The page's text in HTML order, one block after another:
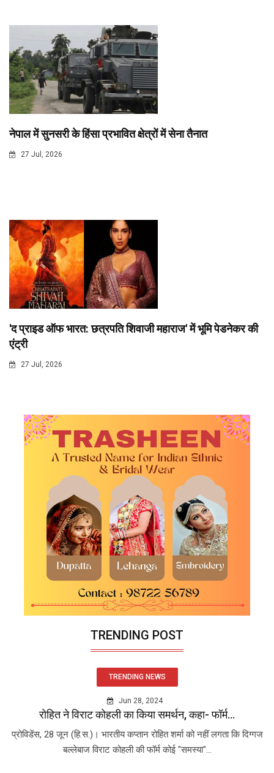
नेपाल में सुनसरी के हिंसा प्रभावित क्षेत्रों में सेना तैनात
27 Jul, 2026
'द प्राइड ऑफ भारत: छत्रपति शिवाजी महाराज' में भूमि पेडनेकर की
एंट्री
27 Jul, 2026
TRENDING POST
TRENDING NEWS
Jun 28, 2024
रोहित ने विराट कोहली का किया समर्थन, कहा- फॉर्म...
प्रोविडेंस, 28 जून (हि.स.)। भारतीय कप्तान रोहित शर्मा को नहीं लगता कि दिग्गज
बल्लेबाज विराट कोहली की फॉर्म कोई "समस्या"...